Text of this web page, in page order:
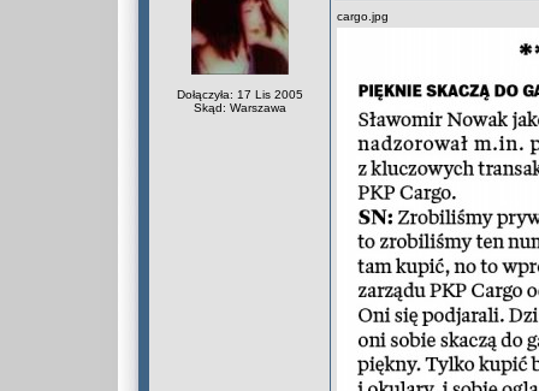
Dołączyła: 17 Lis 2005
Skąd: Warszawa
cargo.jpg